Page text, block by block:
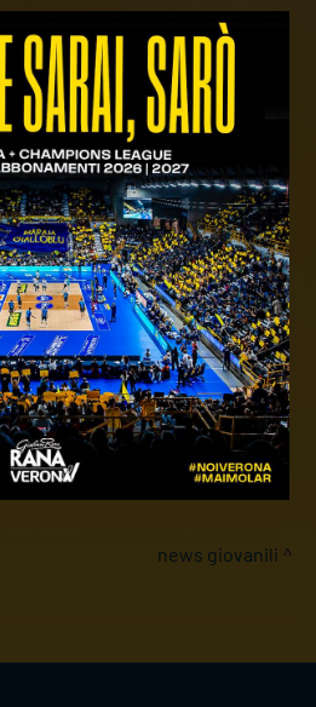
3a Giornata
Volley Team Gialla
Messedaglia
campo la selezione U17
del campionato di Prima
di Coach Marchesan ha
2000. Protagonista
dal Volley Belladelli
bene l'u17 nei quarti di
weekend di sole vittorie
news giovanili